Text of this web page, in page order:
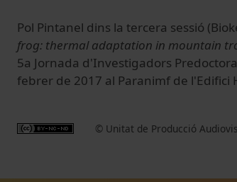
Pol Pintanel dins la tercera sessió
frog: thermal adaptation in mountain
5a Jornada d'Investigadors
febrer de 2017 al Paranimf de l'Edifici
© Unitat de Producció